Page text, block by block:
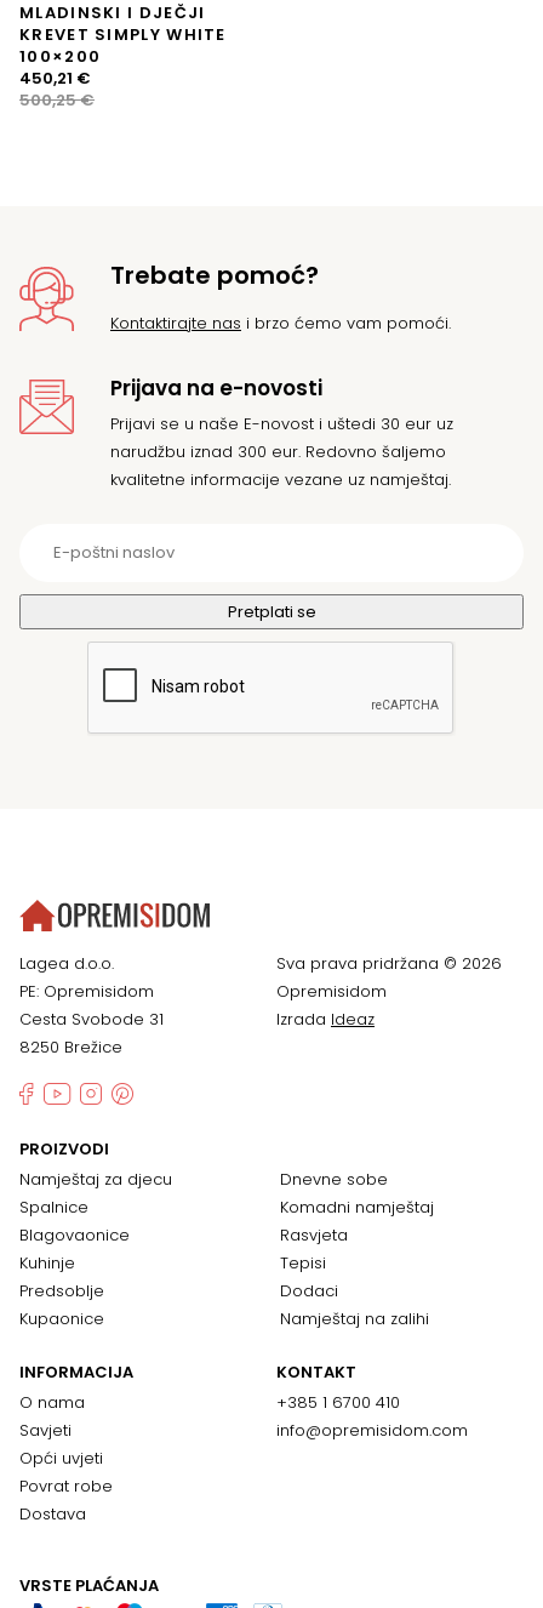
MLADINSKI I DJEČJI
KREVET SIMPLY WHITE
100×200
500,25€
Izvorna
cijena
450,21 €
Trenutna
cijena
Trebate pomoć?
Kontaktirajte nas i brzo ćemo vam pomoći.
Prijava na e-novosti
Prijavi se u naše E-novost i uštedi 30 eur uz
narudžbu iznad 300 eur. Redovno šaljemo
kvalitetne informacije vezane uz namještaj.
Lagea d.o.o.
PE: Opremisidom
Cesta Svobode 31
8250 Brežice
Sva prava pridržana © 2026
Opremisidom
Izrada Ideaz
PROIZVODI
Namještaj za djecu
Spalnice
Blagovaonice
Kuhinje
Predsoblje
Kupaonice
Dnevne sobe
Komadni namještaj
Rasvjeta
Tepisi
Dodaci
Namještaj na zalihi
INFORMACIJA
O nama
Savjeti
Opći uvjeti
Povrat robe
Dostava
KONTAKT
+385 1 6700 410
info@opremisidom.com
VRSTE PLAĆANJA